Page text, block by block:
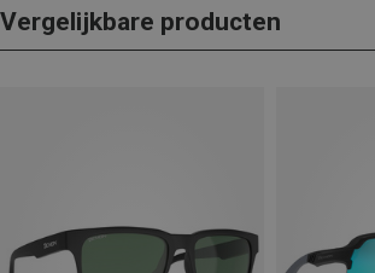
Vergelijkbare producten